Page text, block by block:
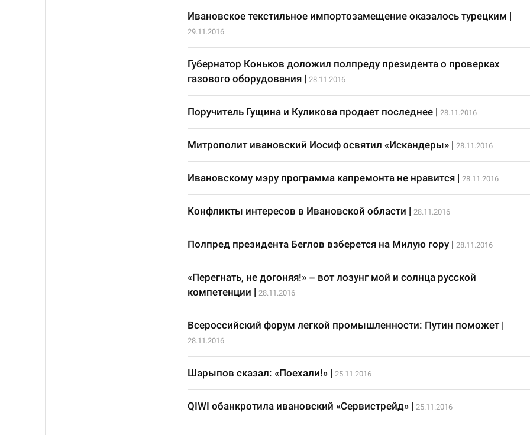
Ивановское текстильное импортозамещение оказалось турецким |
29.11.2016
Губернатор Коньков доложил полпреду президента о проверках
газового оборудования| 28.11.2016
Поручитель Гущина и Куликова продает последнее| 28.11.2016
Митрополит ивановский Иосиф освятил «Искандеры»| 28.11.2016
Ивановскому мэру программа капремонта не нравится| 28.11.2016
Конфликты интересов в Ивановской области | 28.11.2016
Полпред президента Беглов взберется на Милую гору| 28.11.2016
«Перегнать, не догоняя!» – вот лозунг мой и солнца русской
компетенции | 28.11.2016
Всероссийский форум легкой промышленности: Путин поможет|
28.11.2016
Шарыпов сказал: «Поехали!»| 25.11.2016
QIWI обанкротила ивановский «Сервистрейд»| 25.11.2016